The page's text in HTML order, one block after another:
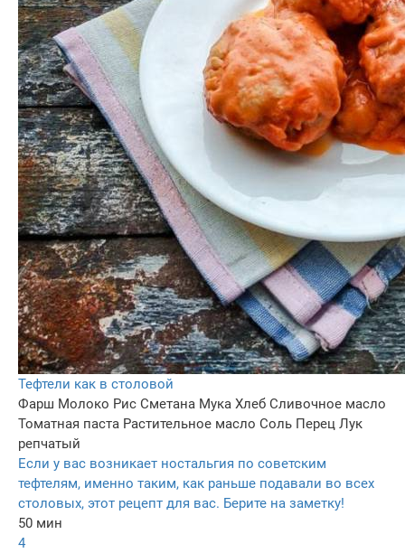
Тефтели как в столовой
Фарш Молоко Рис Сметана Мука Хлеб Сливочное масло
Томатная паста Растительное масло Соль Перец Лук
репчатый
Если у вас возникает ностальгия по советским
тефтелям, именно таким, как раньше подавали во всех
столовых, этот рецепт для вас. Берите на заметку!
50 мин
4